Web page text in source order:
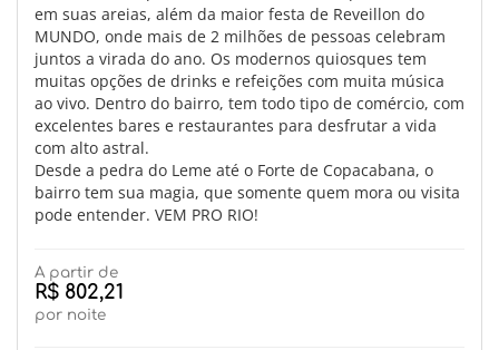
em suas areias, além da maior festa de Reveillon do
MUNDO, onde mais de 2 milhões de pessoas celebram
juntos a virada do ano. Os modernos quiosques tem
muitas opções de drinks e refeições com muita música
ao vivo. Dentro do bairro, tem todo tipo de comércio, com
excelentes bares e restaurantes para desfrutar a vida
com alto astral.
Desde a pedra do Leme até o Forte de Copacabana, o
bairro tem sua magia, que somente quem mora ou visita
pode entender. VEM PRO RIO!
A partir de
R$ 802,21
por noite